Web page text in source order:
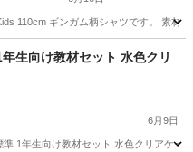
110cm ギンガム柄シャツです。 素材
キッズ用品 羽織
生向け教材セット 水色クリ
6月9日
1年生向け教材セット 水色クリアケ